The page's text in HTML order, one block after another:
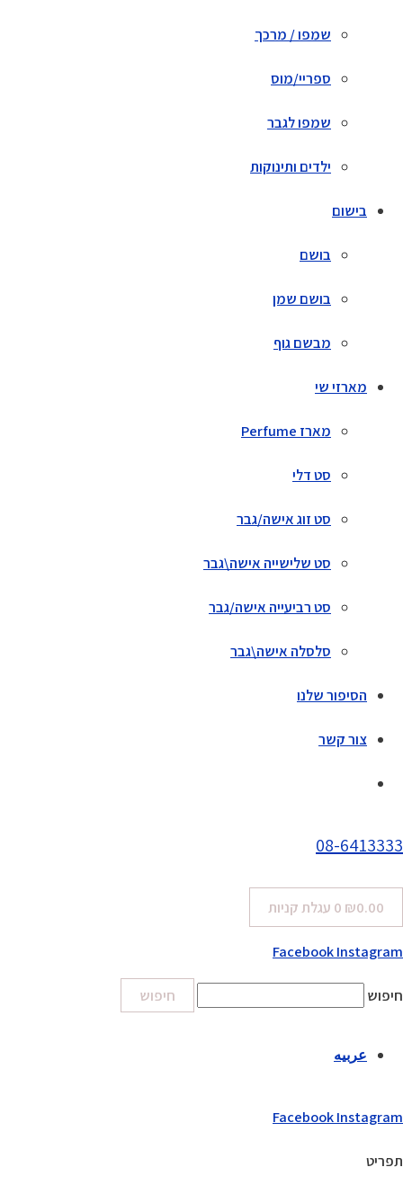
שמפו / מרכך
ספריי/מוס
שמפו לגבר
ילדים ותינוקות
בישום
בושם
בושם שמן
מבשם גוף
מארזי שי
מארז Perfume
סט דלי
סט זוג אישה/גבר
סט שלישייה אישה\גבר
סט רביעייה אישה/גבר
סלסלה אישה\גבר
הסיפור שלנו
צור קשר
08-6413333
₪0.00
0 עגלת קניות
FacebookInstagram
חיפוש חיפוש
عربيه
FacebookInstagram
תפריט